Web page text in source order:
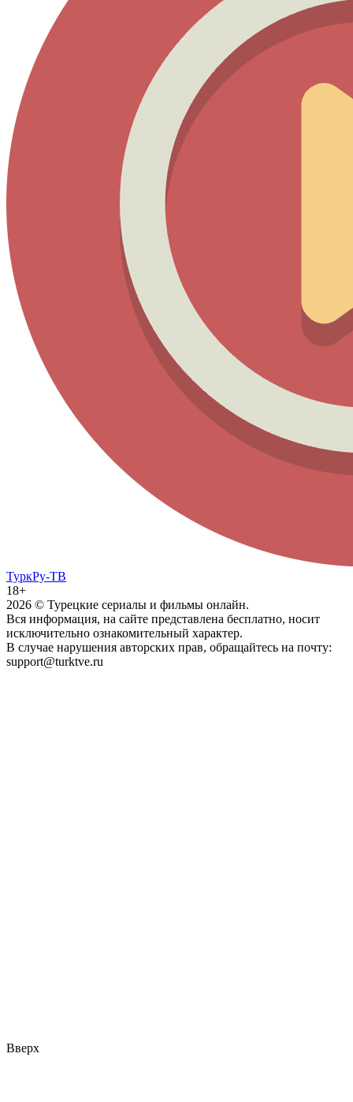
ТуркРу-ТВ
18+
2026 © Турецкие сериалы и фильмы онлайн.
Вся информация, на сайте представлена бесплатно, носит
исключительно ознакомительный характер.
В случае нарушения авторских прав, обращайтесь на почту:
support@turktve.ru
Вверх